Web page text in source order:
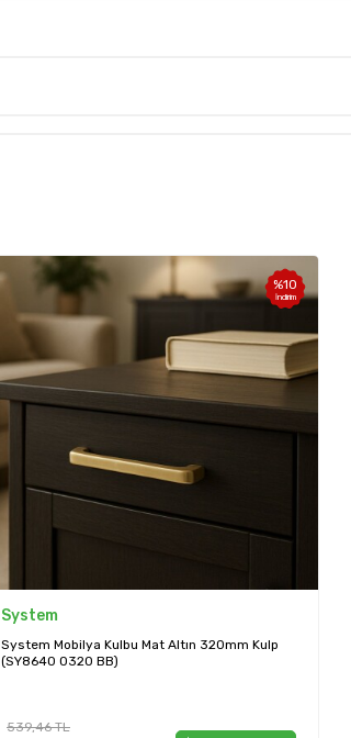
%10
İndirim
System
System Mobilya Kulbu Mat Altın 320mm Kulp
(SY8640 0320 BB)
539,46TL